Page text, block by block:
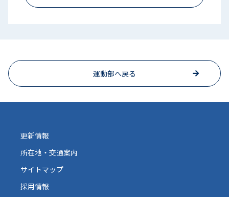
運動部へ戻る
更新情報
所在地・交通案内
サイトマップ
採用情報